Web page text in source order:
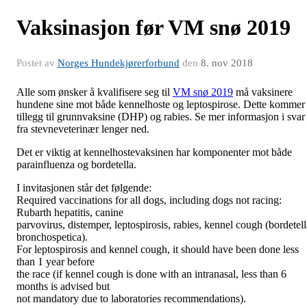
Vaksinasjon før VM snø 2019
Postet av Norges Hundekjørerforbund den 8. nov 2018
Alle som ønsker å kvalifisere seg til VM snø 2019 må vaksinere
hundene sine mot både kennelhoste og leptospirose. Dette
tillegg til grunnvaksine (DHP) og rabies. Se mer informasjon i svar
fra stevneveterinær lenger ned.
Det er viktig at kennelhostevaksinen har komponenter mot både
parainfluenza og bordetella.
I invitasjonen står det følgende:
Required vaccinations for all dogs, including dogs not racing:
Rubarth hepatitis, canine
parvovirus, distemper, leptospirosis, rabies, kennel cough
bronchospetica).
For leptospirosis and kennel cough, it should have been done less
than 1 year before
the race (if kennel cough is done with an intranasal, less than 6
months is advised but
not mandatory due to laboratories recommendations).